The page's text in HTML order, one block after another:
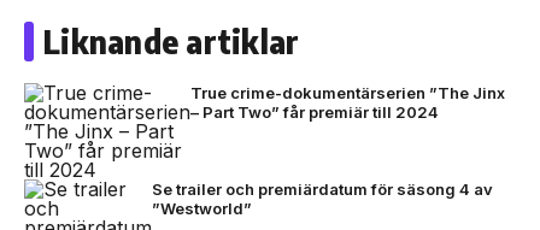
Liknande artiklar
True crime-dokumentärserien ”The Jinx
– Part Two” får premiär till 2024
Se trailer och premiärdatum för säsong 4 av
”Westworld”